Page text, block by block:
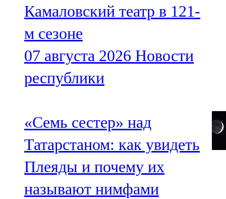
Камаловский театр в 121-
м сезоне
07 августа 2026 Новости
республики
«Семь сестер» над
Татарстаном: как увидеть
Плеяды и почему их
называют нимфами